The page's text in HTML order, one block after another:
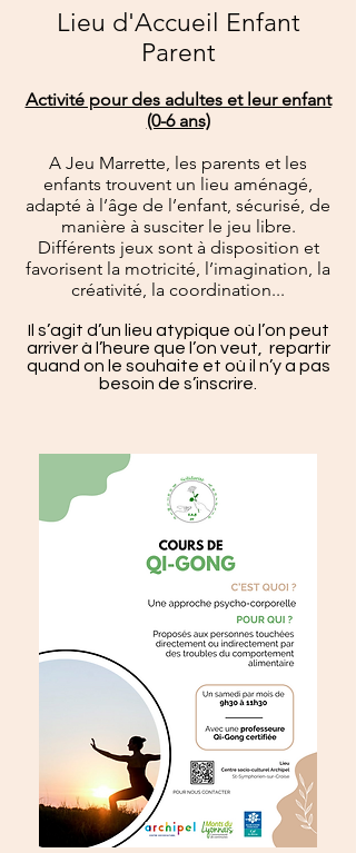
Lieu d'Accueil Enfant
Parent
Activité pour des adultes et leur enfant
(0-6 ans)
A Jeu Marrette, les parents et les
enfants trouvent un lieu aménagé,
adapté à l’âge de l’enfant, sécurisé, de
manière à susciter le jeu libre.
Différents jeux sont à disposition et
favorisent la motricité, l’imagination, la
créativité, la coordination...
Il s’agit d’un lieu atypique où l’on peut
arriver à l’heure que l’on veut, repartir
quand on le souhaite et où il n’y a pas
besoin de s’inscrire.